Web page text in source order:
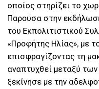
οποίος στηρίζει το
Παρούσα στην
του Εκπολιτιστικού
«Προφήτης Ηλίας», με
επισφραγίζοντας τη
αναπτυχθεί μεταξύ
ξεκίνησε με την